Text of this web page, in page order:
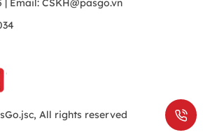
| Email: CSKH@pasgo.vn
All rights reserved